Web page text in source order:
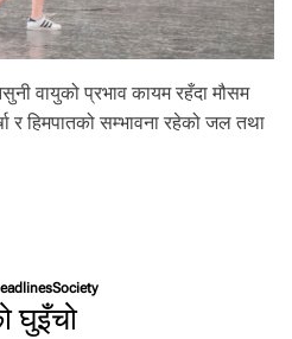
वायुको प्रभाव कायम रहँदा मौसम
र हिमपातको सम्भावना रहेको जल तथा
Society
घुइँचो